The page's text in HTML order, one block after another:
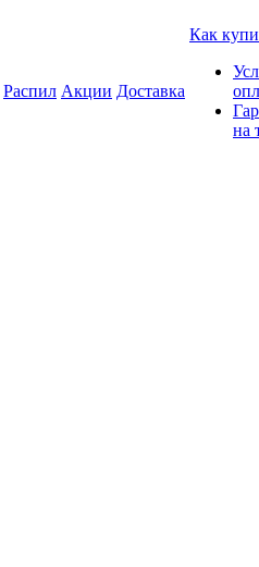
Распил Акции Доставка
Как
на